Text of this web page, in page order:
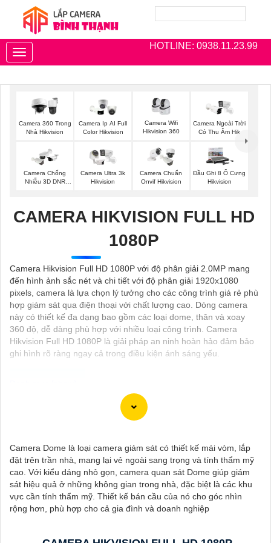
HOTLINE: 0938.11.23.99
Toggle
navigation
Camera 360 Trong
Nhà Hikvision
Camera Ip AI Full
Color Hikvision
Camera Wifi
Hikvision 360
Camera Ngoài Trời
Có Thu Âm Hik
Camera Chống
Nhiễu 3D DNR
Camera Ultra 3k
Hikvision
Camera Chuẩn
Onvif Hikvision
Đầu Ghi 8 Ổ Cưng
Hikvision
CAMERA HIKVISION FULL HD
1080P
Camera Hikvision Full HD 1080P với độ phân giải 2.0MP mang
đến hình ảnh sắc nét và chi tiết với độ phân giải 1920x1080
pixels, camera là lựa chọn lý tưởng cho các công trình giá rẻ phù
hợp giám sát qua điện thoại với chất lượng cao. Dòng camera
này có thiết kế đa dạng bao gồm các loại dome, thân và xoay
360 độ, dễ dàng phù hợp với nhiều loại công trình. Camera
Hikvision Full HD 1080P là giải pháp an ninh hoàn hảo đảm bảo
ghi hình rõ ràng ngay cả trong điều kiện ánh sáng yếu.
Dĩ nhiên, dưới đây là một mẫu văn bản giới thiệu dành cho dự
Chào quý khách hàng,
Chúng tôi xin trân trọng giới thiệu đến quý vị dịch vụ lắp đặt
camera Hikvision giá rẻ và chuyên nghiệp cho dự án của quý vị.
Với kinh nghiệm lâu năm trong lĩnh vực lắp đặt camera an ninh,
đội ngũ kỹ thuật viên của chúng tôi cam kết sẽ mang đến cho
quý vị những giải pháp an ninh hiệu quả, đáng tin cậy và tiết
Camera Dome là loại camera giám sát có thiết kế mái vòm, lắp
đặt trên trần nhà, mang lại vẻ ngoài sang trọng và tính thẩm mỹ
cao. Với kiểu dáng nhỏ gọn, camera quan sát Dome giúp giám
sát hiệu quả ở những không gian trong nhà, đặc biệt là các khu
vực cần tính thẩm mỹ. Thiết kế bán cầu của nó cho góc nhìn
rộng hơn, phù hợp cho cả gia đình và doanh nghiệp